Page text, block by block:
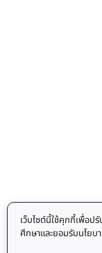
เว็บไซต์นี้ใช้คุกกี้เพื่อป
ศึกษาและยอมรับนโยบ